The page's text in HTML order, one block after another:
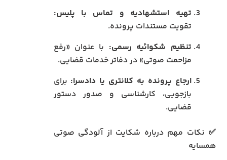
تهیه استشهادیه و تماس با پلیس:
تقویت مستندات پرونده.
تنظیم شکوائیه رسمی: با عنوان «رفع
مزاحمت صوتی» در دفاتر خدمات قضایی.
ارجاع پرونده به کلانتری یا دادسرا: برای
بازجویی، کارشناسی و صدور دستور
قضایی.
✅ نکات مهم درباره شکایت از آلودگی صوتی
همسایه